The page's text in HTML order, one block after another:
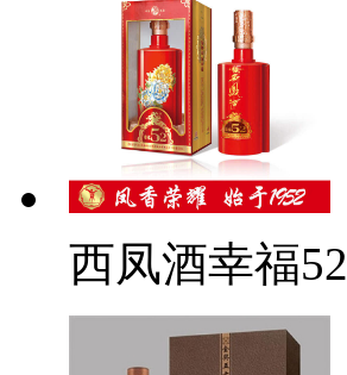
西凤酒幸福52